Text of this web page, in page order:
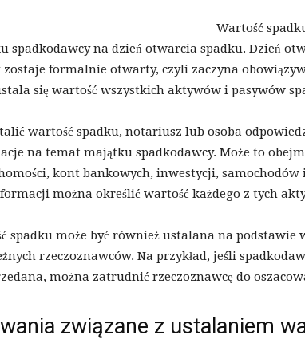
Wartość
spadkodawcy na dzień otwarcia spadku. Dzień
zostaje formalnie otwarty, czyli zaczyna
się wartość wszystkich aktywów i pasywów
wartość spadku, notariusz lub osoba
na temat majątku spadkodawcy. Może to
kont bankowych, inwestycji,
można określić wartość każdego z tych
spadku może być również ustalana na
rzeczoznawców. Na przykład, jeśli
można zatrudnić rzeczoznawcę do
związane z ustalaniem